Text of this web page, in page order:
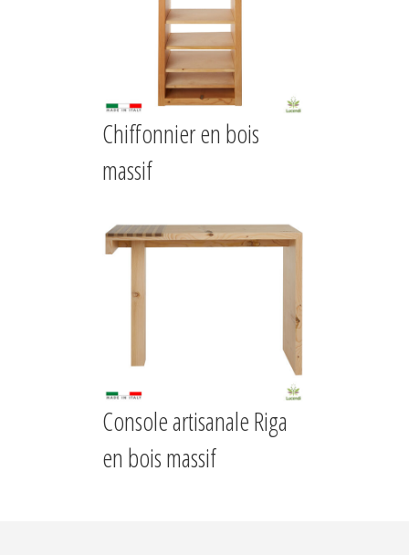
Chiffonnier en bois
massif
Console artisanale Riga
en bois massif